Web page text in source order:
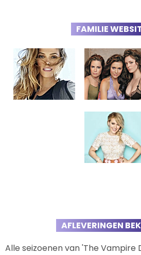
FAMILIE
AFLEVERINGEN
Alle seizoenen van 'The Vampire